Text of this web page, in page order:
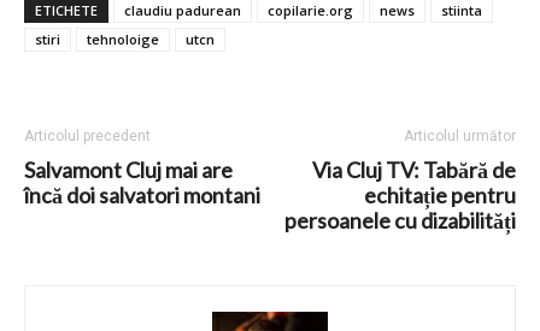
ETICHETE claudiu padurean copilarie.org news
stiinta
stiri
tehnoloige utcn
Articolul precedent
Salvamont Cluj mai are
încă doi salvatori montani
Articolul următor
Via Cluj TV: Tabără de
echitație pentru
persoanele cu dizabilități